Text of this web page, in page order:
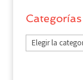
Categorías
Categorías